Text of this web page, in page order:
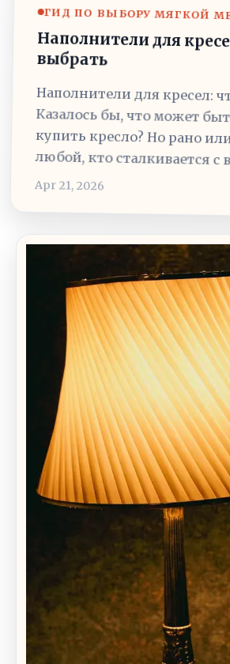
ГИД ПО ВЫБОРУ МЯГКОЙ
Наполнители для
выбрать
Наполнители для кресел:
Казалось бы, что может
купить кресло? Но рано
любой, кто сталкивается с
Apr 21, 2026